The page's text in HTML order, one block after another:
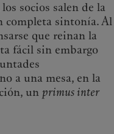
socios salen de la
completa sintonía. Al
que reinan la
fácil sin embargo
a una mesa, en la
un primus inter